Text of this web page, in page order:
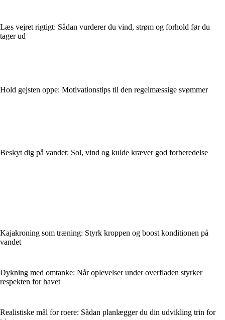
Læs vejret rigtigt: Sådan vurderer du vind, strøm og forhold før du
tager ud
Hold gejsten oppe: Motivationstips til den regelmæssige svømmer
Beskyt dig på vandet: Sol, vind og kulde kræver god forberedelse
Kajakroning som træning: Styrk kroppen og boost konditionen på
vandet
Dykning med omtanke: Når oplevelser under overfladen styrker
respekten for havet
Realistiske mål for roere: Sådan planlægger du din udvikling trin for